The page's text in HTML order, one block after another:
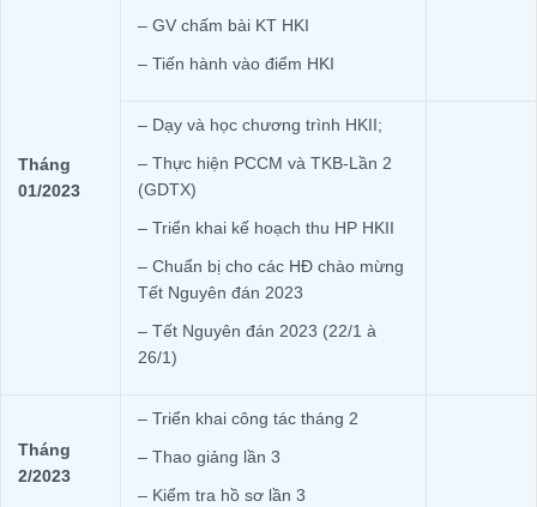
Tháng
01/2023
– GV chấm bài KT HKI
– Tiến hành vào điểm HKI
– Dạy và học chương trình HKII;
– Thực hiện PCCM và TKB-Lần 2
(GDTX)
– Triển khai kế hoạch thu HP HKII
– Chuẩn bị cho các HĐ chào mừng
Tết Nguyên đán 2023
– Tết Nguyên đán 2023 (22/1 à
26/1)
Tháng
2/2023
– Triển khai công tác tháng 2
– Thao giảng lần 3
– Kiểm tra hồ sơ lần 3